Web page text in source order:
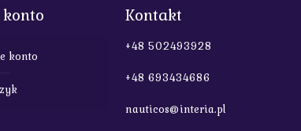
konto
Kontakt
+48 502493928
+48 693434686
nauticos@interia.pl